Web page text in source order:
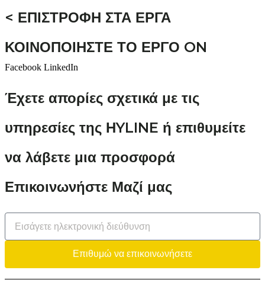
< ΕΠΙΣΤΡΟΦΗ ΣΤΑ ΕΡΓΑ
ΚΟΙΝΟΠΟΙΗΣΤΕ ΤΟ ΕΡΓΟ ON
Facebook LinkedIn
Έχετε απορίες σχετικά με τις
υπηρεσίες της ΗYLINE ή επιθυμείτε
να λάβετε μια προσφορά
Επικοινωνήστε Μαζί μας
Επιθυμώ να επικοινωνήσετε